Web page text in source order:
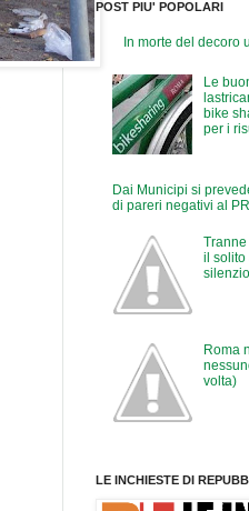
POST PIU' POPOLARI
In morte del decoro
Le
bike
per i
Dai Municipi si
di pareri negativi al
il solito
silenzio
Roma
volta)
LE INCHIESTE DI